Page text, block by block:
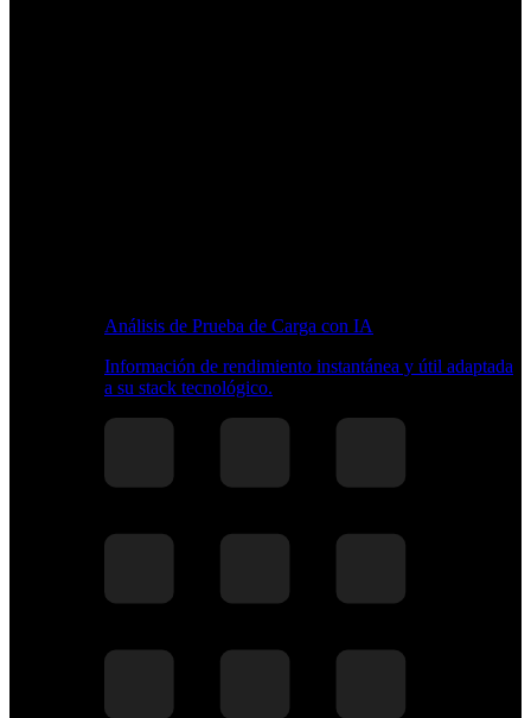
Análisis de Prueba de Carga con IA
Información de rendimiento instantánea y útil adaptada
a su stack tecnológico.